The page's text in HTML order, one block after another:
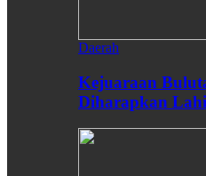
Daerah
Kejuaraan
Diharapkan